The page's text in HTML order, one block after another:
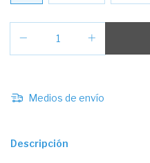
Medios de envío
Descripción